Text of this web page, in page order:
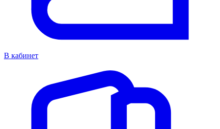
В кабинет